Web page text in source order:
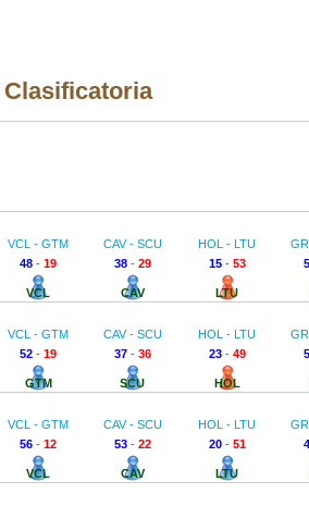
VCL - GTM
48- 19
VCL
CAV - SCU
38- 29
CAV
HOL - LTU
15- 53
LTU
VCL - GTM
52- 19
GTM
CAV - SCU
37- 36
SCU
HOL - LTU
23- 49
HOL
VCL - GTM
56- 12
VCL
CAV - SCU
53- 22
CAV
HOL - LTU
20- 51
LTU